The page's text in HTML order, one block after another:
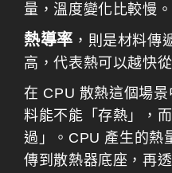
量，溫度變化比較慢。
熱導率 ，則是材料傳
高，代表熱可以越快
在 CPU 散熱這個場
料能不能「存熱」，
過」。CPU 產生的熱
傳到散熱器底座，再